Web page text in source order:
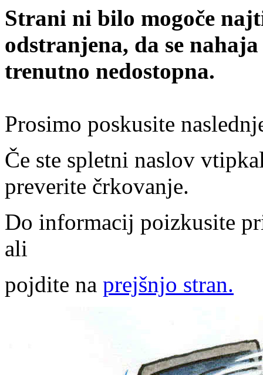
Strani ni bilo mogoče
odstranjena, da se
trenutno nedostopna.
Prosimo poskusite
Če ste spletni naslov
preverite črkovanje.
Do informacij poizkusite
ali
pojdite na prejšnjo stran.